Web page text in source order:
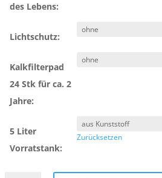
des Lebens:
Lichtschutz:
Kalkfilterpad
24 Stk für ca. 2
Jahre:
5 Liter
Vorratstank:
Zurücksetzen